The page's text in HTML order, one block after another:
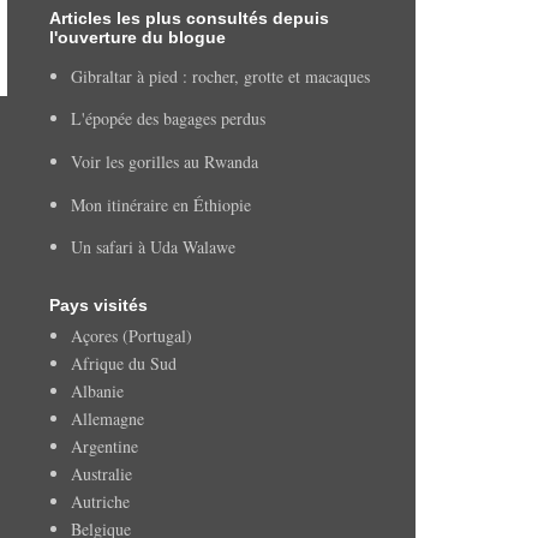
Articles les plus consultés depuis
l'ouverture du blogue
Gibraltar à pied : rocher, grotte et macaques
L'épopée des bagages perdus
Voir les gorilles au Rwanda
Mon itinéraire en Éthiopie
Un safari à Uda Walawe
Pays visités
Açores (Portugal)
Afrique du Sud
Albanie
Allemagne
Argentine
Australie
Autriche
Belgique